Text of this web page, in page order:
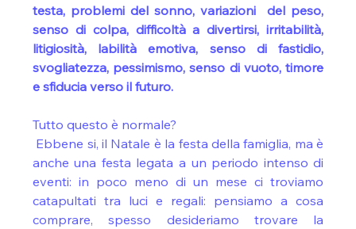
testa, problemi del sonno, variazioni  del peso,
senso di colpa, difficoltà a divertirsi, irritabilità,
litigiosità, labilità emotiva, senso di fastidio,
svogliatezza, pessimismo, senso di vuoto, timore
e sfiducia verso il futuro.
Tutto questo è normale?
anche una festa legata a un periodo intenso di
eventi: in poco meno di un mese ci troviamo
catapultati tra luci e regali: pensiamo a cosa
comprare, spesso desideriamo trovare la